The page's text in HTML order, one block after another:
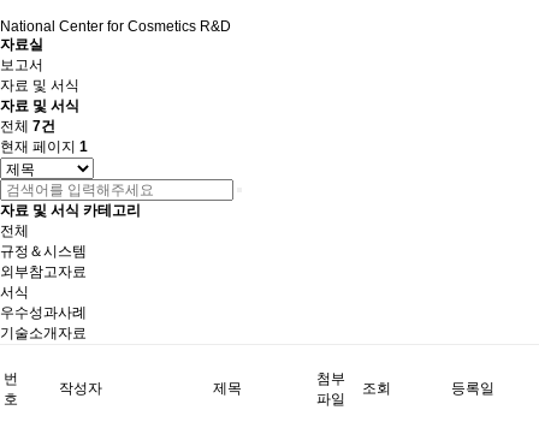
National Center for Cosmetics R&D
자료실
보고서
자료 및 서식
자료 및 서식
전체 7건
현재 페이지 1
자료 및 서식 카테고리
전체
규정＆시스템
외부참고자료
서식
우수성과사례
기술소개자료
번
호
작성자 제목
첨부
파일
조회 등록일